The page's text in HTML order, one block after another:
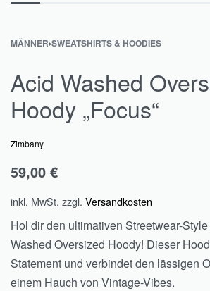
MÄNNER›SWEATSHIRTS & HOODIES
Acid Washed
Hoody „Focus“
Zimbany
59,00 €
inkl. MwSt. zzgl. Versandkosten
Hol dir den ultimativen Streetwear-
Washed Oversized Hoody! Dieser
Statement und verbindet den lässigen
einem Hauch von Vintage-Vibes.